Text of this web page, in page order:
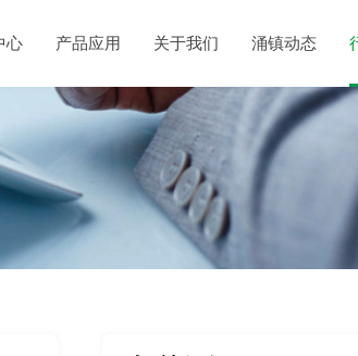
心 产品应用 关于我们 涌镇动态